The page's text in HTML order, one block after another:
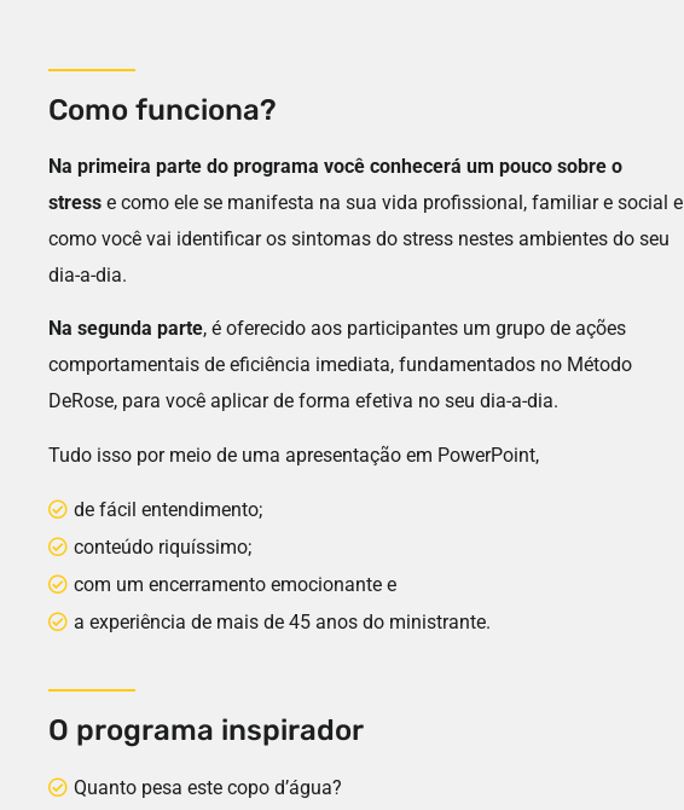
Como funciona?
Na primeira parte do programa você conhecerá um pouco sobre o
stress e como ele se manifesta na sua vida profissional, familiar e social e
como você vai identificar os sintomas do stress nestes ambientes do seu
dia-a-dia.
Na segunda parte, é oferecido aos participantes um grupo de ações
comportamentais de eficiência imediata, fundamentados no Método
DeRose, para você aplicar de forma efetiva no seu dia-a-dia.
Tudo isso por meio de uma apresentação em PowerPoint,
de fácil entendimento;
conteúdo riquíssimo;
com um encerramento emocionante e
a experiência de mais de 45 anos do ministrante.
O programa inspirador
Quanto pesa este copo d’água?